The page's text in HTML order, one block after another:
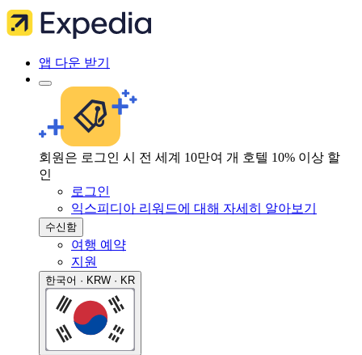
앱 다운 받기
회원은 로그인 시 전 세계 10만여 개 호텔 10% 이상 할
인
로그인
익스피디아 리워드에 대해 자세히 알아보기
수신함
여행 예약
지원
한국어 · KRW · KR